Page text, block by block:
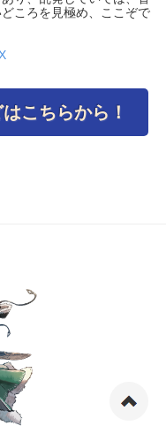
ころを見極め、ここぞで
こちらから！